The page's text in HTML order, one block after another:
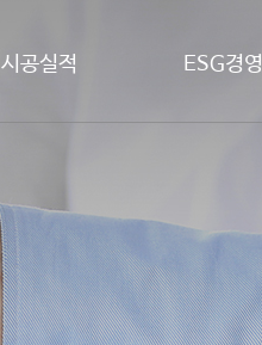
시공실적 ESG경영